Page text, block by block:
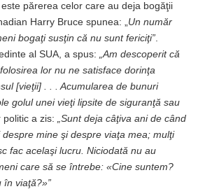
părerea celor care au deja bogăţii
Harry Bruce spunea: „Un număr
bogaţi susţin că nu sunt fericiţi”.
al SUA, a spus: „Am descoperit că
lor nu ne satisface dorinţa
[vieţii] . . . Acumularea de bunuri
golul unei vieţi lipsite de siguranţă sau
politic a zis: „Sunt deja câţiva ani de când
mine şi despre viaţa mea; mulţi
fac acelaşi lucru. Niciodată nu au
care să se întrebe: «Cine suntem?
în viaţă?»”